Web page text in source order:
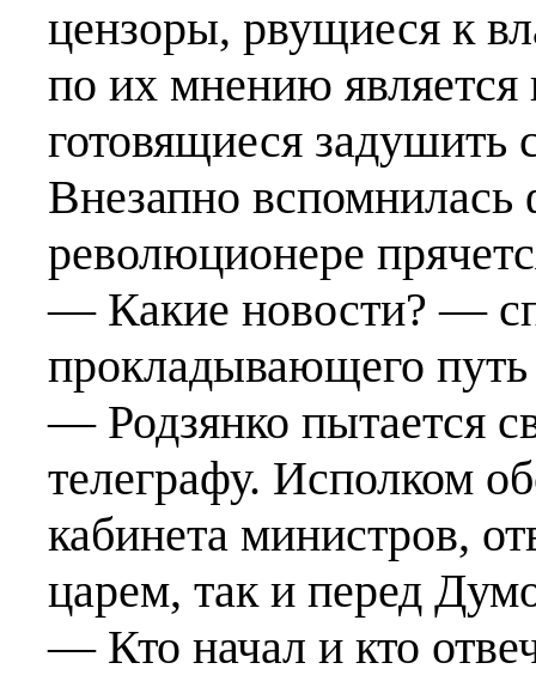
цензоры, рвущиеся к
по их мнению
готовящиеся задушить
Внезапно
революционере
— Какие новости? —
прокладывающего путь
— Родзянко пытается
телеграфу. Исполком
кабинета министров,
царем, так и перед
— Кто начал и кто